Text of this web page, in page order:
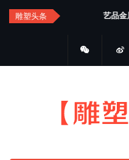
Skip
雕塑头条 艺品金属雕塑